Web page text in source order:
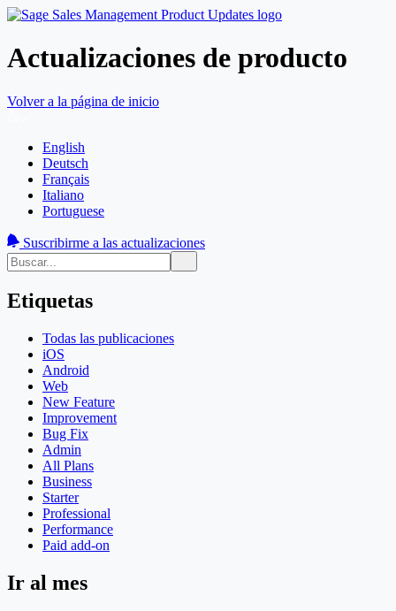
Actualizaciones de producto
Volver a la página de inicio
English
Deutsch
Français
Italiano
Portuguese
Suscribirme a las actualizaciones
Etiquetas
Todas las publicaciones
iOS
Android
Web
New Feature
Improvement
Bug Fix
Admin
All Plans
Business
Starter
Professional
Performance
Paid add-on
Ir al mes